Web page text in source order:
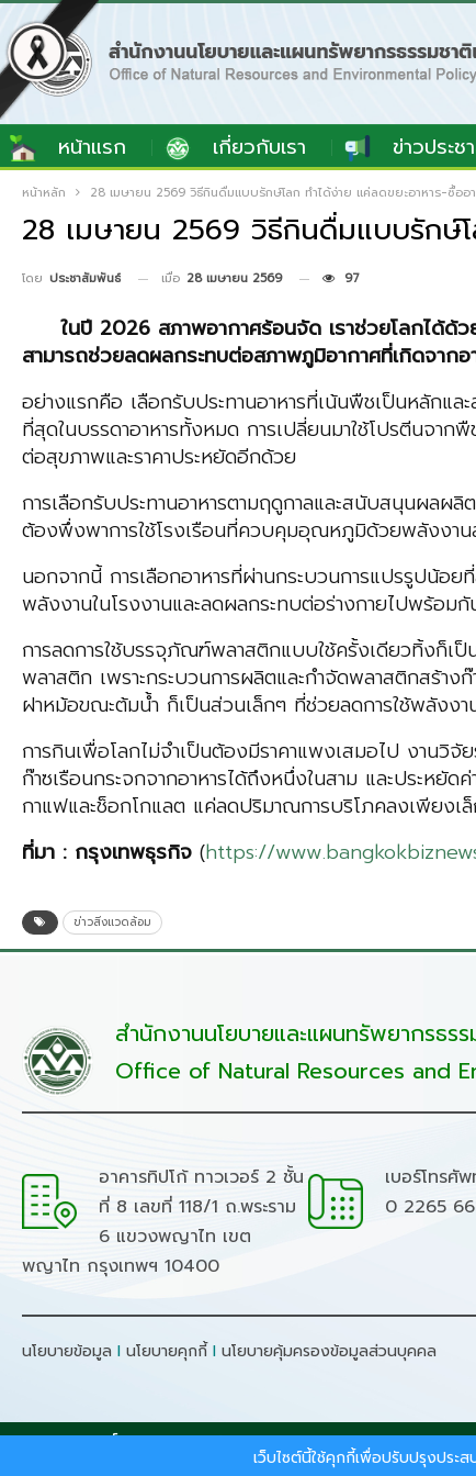
หน้าแรก เกี่ยวกับเรา ข่าวประ
หน้าหลัก 28 เมษายน 2569 วิธีกินดื่มแบบรักษ์โลก ทำได้ง่าย แค่ลดขยะอาหาร-ซื้ออ
28 เมษายน 2569 วิธีกินดื่มแบบรักษ์
โดย ประชาสัมพันธ์ เมื่อ 28 เมษายน 2569 97
ในปี 2026 สภาพอากาศร้อนจัด เราช่วยโลกได้ด้ว
สามารถช่วยลดผลกระทบต่อสภาพภูมิอากาศที่เกิดจา
อย่างแรกคือ เลือกรับประทานอาหารที่เน้นพืชเป็นหลัก
ที่สุดในบรรดาอาหารทั้งหมด การเปลี่ยนมาใช้โปรตีนจา
ต่อสุขภาพและราคาประหยัดอีกด้วย
การเลือกรับประทานอาหารตามฤดูกาลและสนับสนุนผลผ
ต้องพึ่งพาการใช้โรงเรือนที่ควบคุมอุณหภูมิด้วยพลังงา
นอกจากนี้ การเลือกอาหารที่ผ่านกระบวนการแปรรูปน้
พลังงานในโรงงานและลดผลกระทบต่อร่างกายไปพร้อมกั
การลดการใช้บรรจุภัณฑ์พลาสติกแบบใช้ครั้งเดียวทิ้งก็
พลาสติก เพราะกระบวนการผลิตและกำจัดพลาสติกสร้าง
ฝาหม้อขณะต้มน้ำ ก็เป็นส่วนเล็กๆ ที่ช่วยลดการใช้พลังงา
การกินเพื่อโลกไม่จำเป็นต้องมีราคาแพงเสมอไป งานวิ
ก๊าซเรือนกระจกจากอาหารได้ถึงหนึ่งในสาม และประหยั
กาแฟและช็อกโกแลต แค่ลดปริมาณการบริโภคลงเพียงเ
ที่มา : กรุงเทพธุรกิจ (https://
ข่าวสิ่งแวดล้อม
สำนักงานนโยบายและแผนทรัพยากรธร
Office of Natural Resources and
อาคารทิปโก้ ทาวเวอร์ 2 ชั้น
ที่ 8 เลขที่ 118/1 ถ.พระราม
6 แขวงพญาไท เขต
พญาไท กรุงเทพฯ 10400
เบอร์โทรศั
0 2265
นโยบายข้อมูล I นโยบายคุกกี้ I นโยบายคุ้มครองข้อมูลส่วนบุคคล
สงวนลิขสิทธิ์ © 2026 - สำนักงานนโยบายและแผนทรัพยาก
เว็บไซต์นี้ใช้คุกกี้เพื่อปรับปรุงปร